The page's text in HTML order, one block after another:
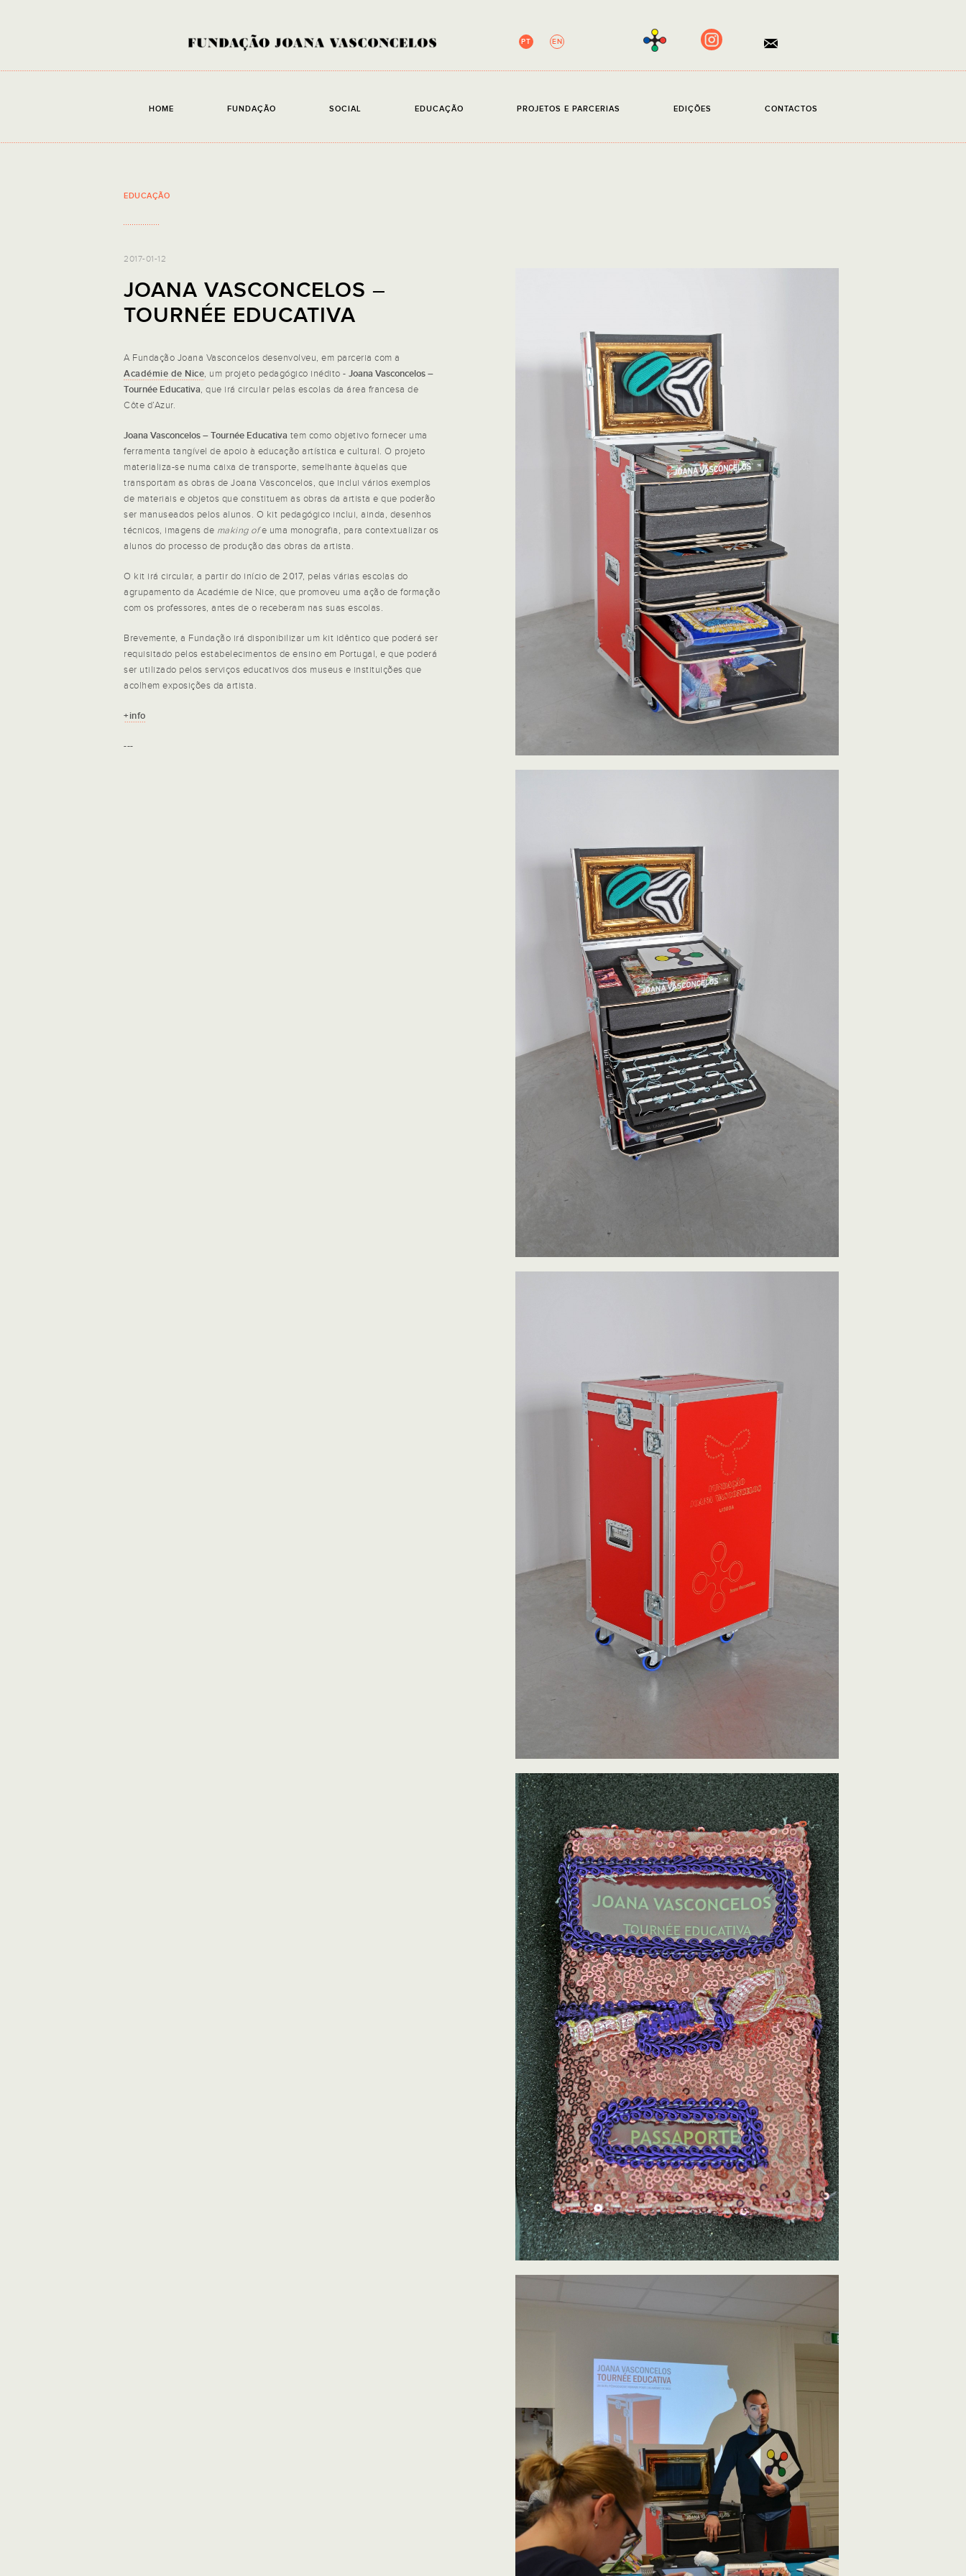
PT EN
Campos de preenchimento obrigatório.
EMAIL
HOME FUNDAÇÃO SOCIAL EDUCAÇÃO PROJETOS E PARCERIAS EDIÇÕES CONTACTOS
EDUCAÇÃO
2017-01-12
JOANA VASCONCELOS –
TOURNÉE EDUCATIVA
A Fundação Joana Vasconcelos desenvolveu, em parceria com a
Académie de Nice, um projeto pedagógico inédito - Joana Vasconcelos –
Tournée Educativa, que irá circular pelas escolas da área francesa de
Côte d’Azur.
Joana Vasconcelos – Tournée Educativa tem como objetivo fornecer uma
ferramenta tangível de apoio à educação artística e cultural. O projeto
materializa-se numa caixa de transporte, semelhante àquelas que
transportam as obras de Joana Vasconcelos, que inclui vários exemplos
de materiais e objetos que constituem as obras da artista e que poderão
ser manuseados pelos alunos. O kit pedagógico inclui, ainda, desenhos
técnicos, imagens de making ofe uma monografia, para contextualizar os
alunos do processo de produção das obras da artista.
O kit irá circular, a partir do início de 2017, pelas várias escolas do
agrupamento da Académie de Nice, que promoveu uma ação de formação
com os professores, antes de o receberam nas suas escolas.
Brevemente, a Fundação irá disponibilizar um kit idêntico que poderá ser
requisitado pelos estabelecimentos de ensino em Portugal, e que poderá
ser utilizado pelos serviços educativos dos museus e instituições que
acolhem exposições da artista.
+info
---